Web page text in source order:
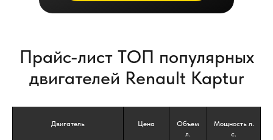
Прайс-лист ТОП популярных
двигателей Renault Kaptur
Двигатель Цена
Объем
л.
Мощность л.
с.